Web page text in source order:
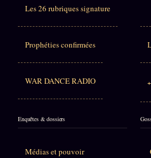
Les 26 rubriques signature
Prophéties confirmées
WAR DANCE RADIO
Enquêtes & dossiers
Médias et pouvoir